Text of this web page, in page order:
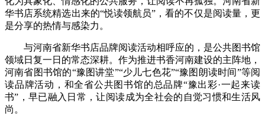
华书店系统精选出来的“悦读领航员”，看的不仅是阅读量，更
是分享的热情与感染力。
与河南省新华书店品牌阅读活动相呼应的，是公共图书馆
领域日复一日的常态深耕。作为推进书香河南建设的主阵地，
河南省图书馆的“豫图讲堂”“少儿七色花”“豫图朗读时间”等阅
读品牌活动，和全省公共图书馆的总品牌“豫出彩·一起来读
书”，早已融入日常，让阅读成为全社会的自觉习惯和生活风
尚。